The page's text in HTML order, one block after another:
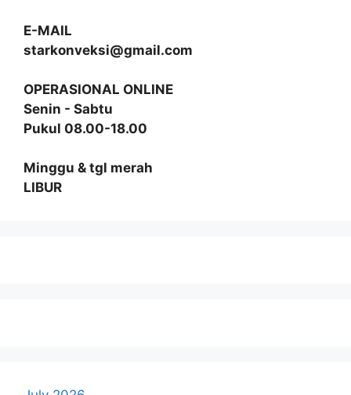
E-MAIL
starkonveksi@gmail.com
OPERASIONAL ONLINE
Senin - Sabtu
Pukul 08.00-18.00
Minggu & tgl merah
LIBUR